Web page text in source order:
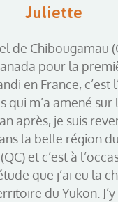
Juliette
de Chibougamau
pour la
en France, c’est
qui m’a amené
après, je suis
la belle région
et c’est à
que j’ai eu la
du Yukon.